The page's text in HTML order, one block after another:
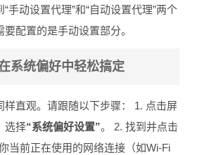
手动设置代理”和“自动设置代理”两个
配置的是手动设置部分。
系统偏好中轻松搞定
样直观。请跟随以下步骤： 1. 点击屏
选择“系统偏好设置”。 2. 找到并点击
当前正在使用的网络连接（如Wi-Fi